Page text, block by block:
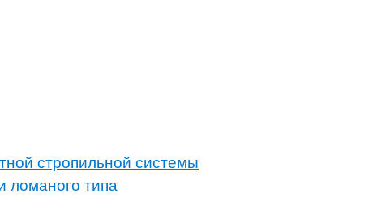
стропильной системы
ломаного типа